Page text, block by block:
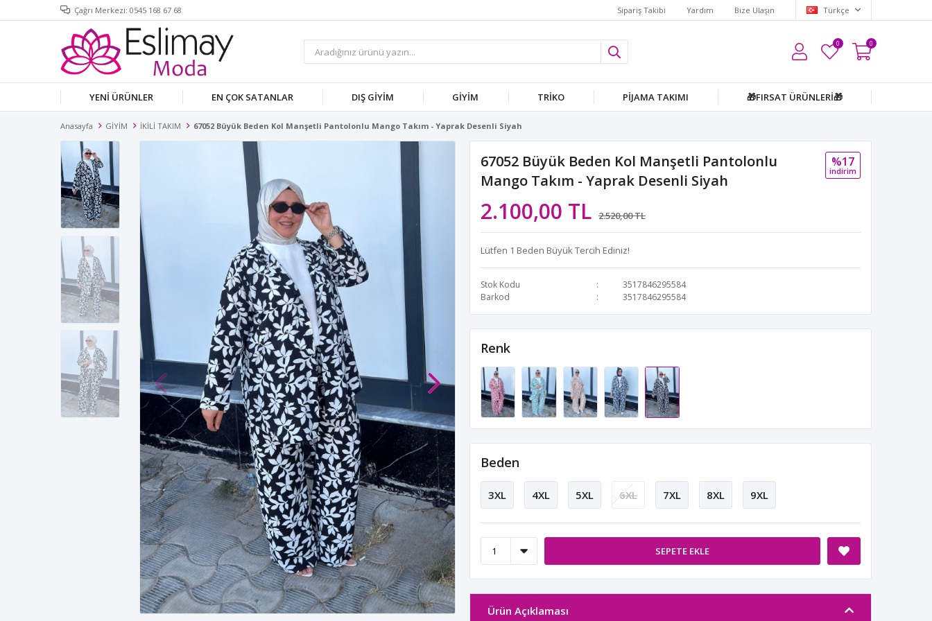
Çağrı Merkezi: 0545 168 67 68 Sipariş Takibi Yardım Bize Ulaşın Türkçe
0 0
YENİ ÜRÜNLER EN ÇOK SATANLAR DIŞ GİYİM GİYİM TRİKO PİJAMA TAKIMI 🎁FIRSAT ÜRÜNLERİ🎁
Anasayfa GİYİM İKİLİ TAKIM 67052 Büyük Beden Kol Manşetli Pantolonlu Mango Takım - Yaprak Desenli Siyah
67052 Büyük Beden Kol Manşetli Pantolonlu
Mango Takım - Yaprak Desenli Siyah
2.100,00 TL 2.520,00 TL
%17
i̇ndi̇ri̇m
Lütfen 1 Beden Büyük Tercih Ediniz!
Stok Kodu
3517846295584
Barkod
3517846295584
Renk
Beden
3XL 4XL 5XL 6XL 7XL 8XL 9XL
SEPETE EKLE
Ürün Açıklaması